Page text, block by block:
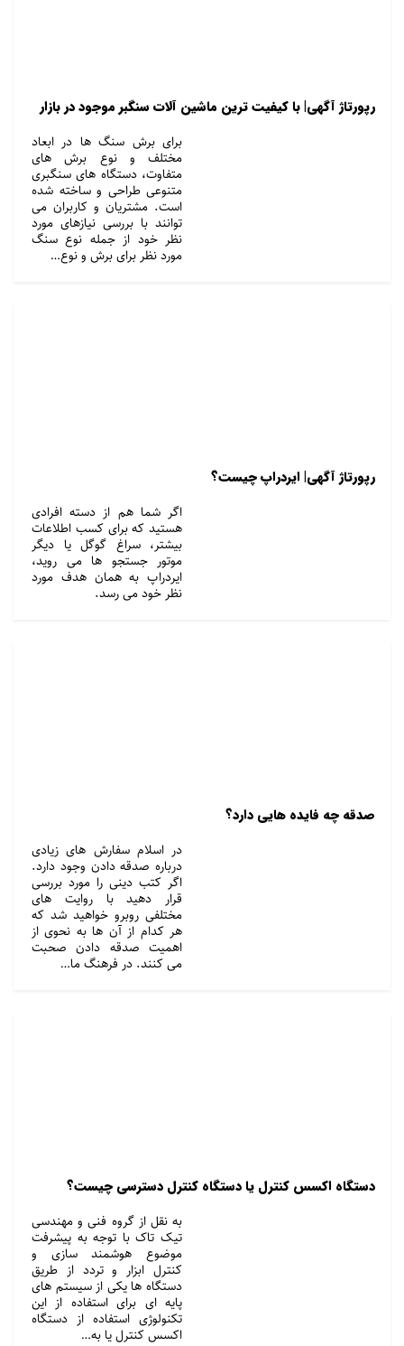
رپورتاژ آگهی| با کیفیت ترین ماشین آلات سنگبر موجود در بازار
برای برش سنگ ها در ابعاد
مختلف و نوع برش های
متفاوت، دستگاه های سنگبری
متنوعی طراحی و ساخته شده
است. مشتریان و کاربران می
توانند با بررسی نیازهای مورد
نظر خود از جمله نوع سنگ
مورد نظر برای برش و نوع…
رپورتاژ آگهی| ایردراپ چیست؟
اگر شما هم از دسته افرادی
هستید که برای کسب اطلاعات
بیشتر، سراغ گوگل یا دیگر
موتور جستجو ها می روید،
ایردراپ به همان هدف مورد
نظر خود می رسد.
صدقه چه فایده هایی دارد؟
در اسلام سفارش های زیادی
درباره صدقه دادن وجود دارد.
اگر کتب دینی را مورد بررسی
قرار دهید با روایت های
مختلفی روبرو خواهید شد که
هر کدام از آن ها به نحوی از
اهمیت صدقه دادن صحبت
می کنند. در فرهنگ ما…
دستگاه اکسس کنترل یا دستگاه کنترل دسترسی چیست؟
به نقل از گروه فنی و مهندسی
تیک تاک با توجه به پیشرفت
موضوع هوشمند سازی و
کنترل ابزار و تردد از طریق
دستگاه ها یکی از سیستم های
پایه ای برای استفاده از این
تکنولوژی استفاده از دستگاه
اکسس کنترل یا به…